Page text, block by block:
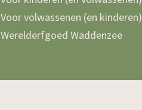
Voor volwassenen (en kinderen)
Werelderfgoed Waddenzee